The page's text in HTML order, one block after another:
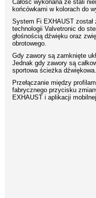
Całość wykonana ze stali
końcówkami w kolorach do
System Fi EXHAUST
technologii Valvetronic do
głośnością dźwięku oraz
obrotowego.
Gdy zawory są zamknięte
Jednak gdy zawory są
sportowa ścieżka dźwiękowa.
Przełączanie między
fabrycznego przycisku
EXHAUST i aplikacji mobilnej.